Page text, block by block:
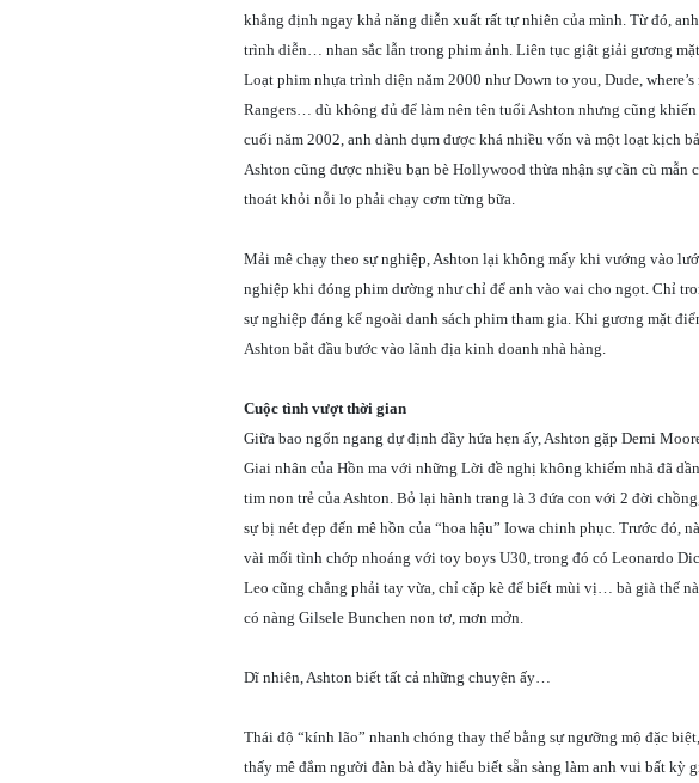
khẳng định ngay khả năng diễn xuất rất tự nhiên của mình. Từ đó,
trình diễn… nhan sắc lẫn trong phim ảnh. Liên tục giật giải gương
Loạt phim nhựa trình diện năm 2000 như Down to you, Dude, where’s
Rangers… dù không đủ để làm nên tên tuổi Ashton nhưng cũng
cuối năm 2002, anh dành dụm được khá nhiều vốn và một loạt kịch
Ashton cũng được nhiều bạn bè Hollywood thừa nhận sự cần cù mẫn
thoát khỏi nỗi lo phải chạy cơm từng bữa.
Mải mê chạy theo sự nghiệp, Ashton lại không mấy khi vướng vào
nghiệp khi đóng phim dường như chỉ để anh vào vai cho ngọt. Chỉ
sự nghiệp đáng kể ngoài danh sách phim tham gia. Khi gương mặt
Ashton bắt đầu bước vào lãnh địa kinh doanh nhà hàng.
Cuộc tình vượt thời gian
Giữa bao ngổn ngang dự định đầy hứa hẹn ấy, Ashton gặp Demi
Giai nhân của Hồn ma với những Lời đề nghị không khiếm nhã đã
tim non trẻ của Ashton. Bỏ lại hành trang là 3 đứa con với 2 đời
sự bị nét đẹp đến mê hồn của “hoa hậu” Iowa chinh phục. Trước đó,
vài mối tình chớp nhoáng với toy boys U30, trong đó có Leonardo
Leo cũng chẳng phải tay vừa, chỉ cặp kè để biết mùi vị… bà già thế
có nàng Gilsele Bunchen non tơ, mơn mởn.
Dĩ nhiên, Ashton biết tất cả những chuyện ấy…
Thái độ “kính lão” nhanh chóng thay thế bằng sự ngưỡng mộ đặc
thấy mê đắm người đàn bà đầy hiểu biết sẵn sàng làm anh vui bất kỳ